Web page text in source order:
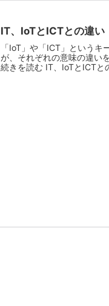
IT、IoTとICTとの違い
「IoT」や「ICT」という
が、それぞれの意味の違い
続きを読む IT、IoTとICTと